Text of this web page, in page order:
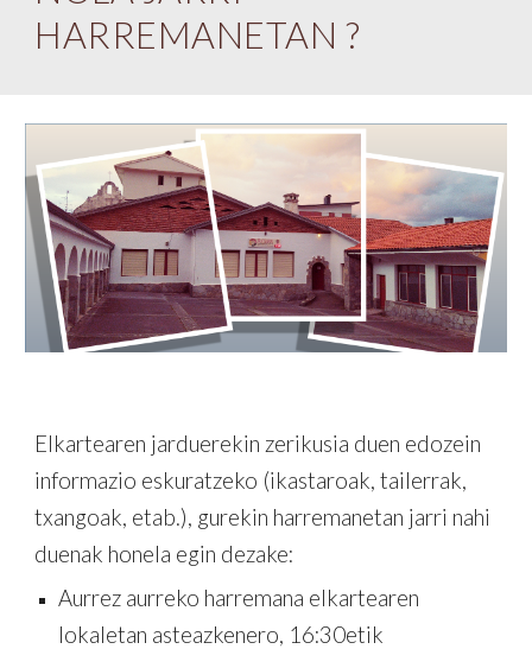
HARREMANETAN ?
Elkartearen jarduerekin zerikusia duen edozein
informazio eskuratzeko (ikastaroak, tailerrak,
txangoak, etab.), gurekin harremanetan jarri nahi
duenak honela egin dezake:
Aurrez aurreko harremana elkartearen
lokaletan asteazkenero, 16:30etik